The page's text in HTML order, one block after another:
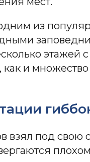
из
этажей
и
взял под свою